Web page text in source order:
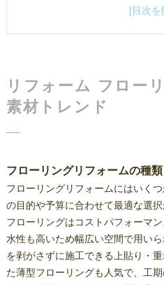
フローリング材選びの基準と
リフォーム フロー
素材トレンド
フローリングリフォームの種
フローリングリフォームにはいく
の目的や予算に合わせて最適な選
フローリングはコストパフォーマ
水性も高いため幅広い空間で用い
を剥がさずに施工できる上貼り・
た薄型フローリングも人気で、工